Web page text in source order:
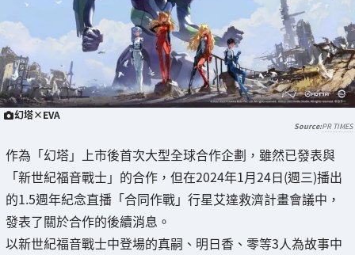
幻塔×EVA
PR TIMES
作為「幻塔」上市後首次大型全球合作企劃，雖然已發表與
「新世紀福音戰士」的合作，但在2024年1月24日(週三)播出
的1.5週年紀念直播「合同作戰」行星艾達救濟計畫會議中，
發表了關於合作的後續消息。
以新世紀福音戰士中登場的真嗣、明日香、零等3人為故事中